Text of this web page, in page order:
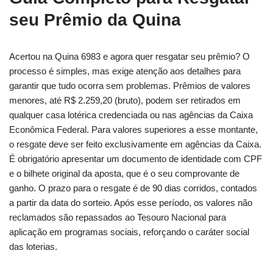
seu Prêmio da Quina
Acertou na Quina 6983 e agora quer resgatar seu prêmio? O
processo é simples, mas exige atenção aos detalhes para
garantir que tudo ocorra sem problemas. Prêmios de valores
menores, até R$ 2.259,20 (bruto), podem ser retirados em
qualquer casa lotérica credenciada ou nas agências da Caixa
Econômica Federal. Para valores superiores a esse montante,
o resgate deve ser feito exclusivamente em agências da Caixa.
É obrigatório apresentar um documento de identidade com CPF
e o bilhete original da aposta, que é o seu comprovante de
ganho. O prazo para o resgate é de 90 dias corridos, contados
a partir da data do sorteio. Após esse período, os valores não
reclamados são repassados ao Tesouro Nacional para
aplicação em programas sociais, reforçando o caráter social
das loterias.